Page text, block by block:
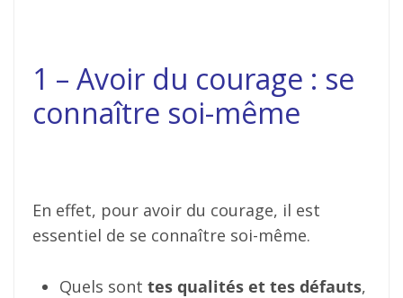
1 – Avoir du courage : se
connaître soi-même
En effet, pour avoir du courage, il est
essentiel de se connaître soi-même.
Quels sont tes qualités et tes défauts,